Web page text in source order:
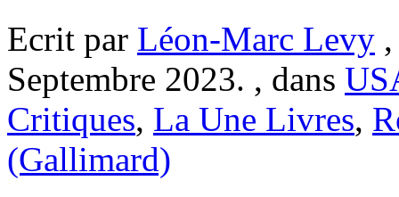
Ecrit par Léon-Marc Levy
Septembre 2023. , dans
Critiques, La Une Livres,
(Gallimard)